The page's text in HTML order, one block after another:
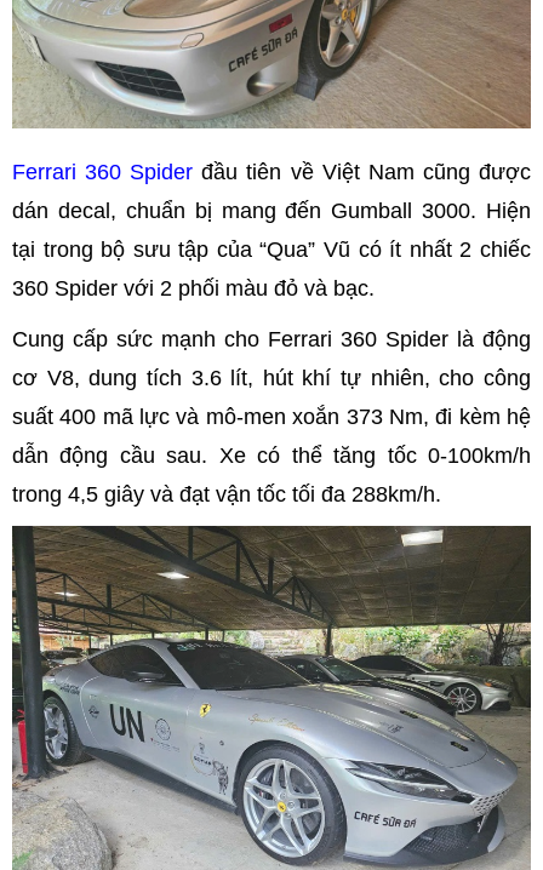
Ferrari 360 Spiderđầu tiên về Việt Nam cũng được
dán decal, chuẩn bị mang đến Gumball 3000. Hiện
tại trong bộ sưu tập của “Qua” Vũ có ít nhất 2 chiếc
360 Spider với 2 phối màu đỏ và bạc.
Cung cấp sức mạnh cho Ferrari 360 Spider là động
cơ V8, dung tích 3.6 lít, hút khí tự nhiên, cho công
suất 400 mã lực và mô-men xoắn 373 Nm, đi kèm hệ
dẫn động cầu sau. Xe có thể tăng tốc 0-100km/h
trong 4,5 giây và đạt vận tốc tối đa 288km/h.